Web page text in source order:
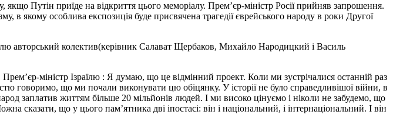
Путін приїде на відкриття цього меморіалу. Прем’єр-міністр Росії прийняв запрошення.
якому особлива експозиція буде присвячена трагедії єврейського народу в роки Другої
авторський колектив(керівник Салават Щербаков, Михайло Народицкий і Василь
міністр Ізраїлю : Я думаю, що це відмінний проект. Коли ми зустрічалися останній раз
говоримо, що ми почали виконувати цю обіцянку. У історії не було справедливішої війни, в
заплатив життям більше 20 мільйонів людей. І ми високо цінуємо і ніколи не забудемо, що
що у цього пам’ятника дві іпостасі: він і національний, і інтернаціональний. І він